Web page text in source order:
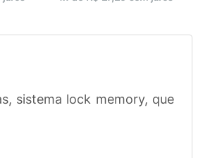
sistema lock memory, que